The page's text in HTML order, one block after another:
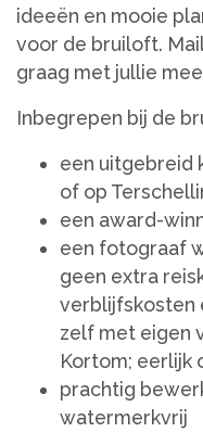
ideeën en mooie
voor de bruiloft.
graag met jullie
Inbegrepen bij de
een uitgebreid
of op
een award-
een fotograaf
geen extra
verblijfskosten
zelf met eigen
Kortom; eerlijk
prachtig
watermerkvrij